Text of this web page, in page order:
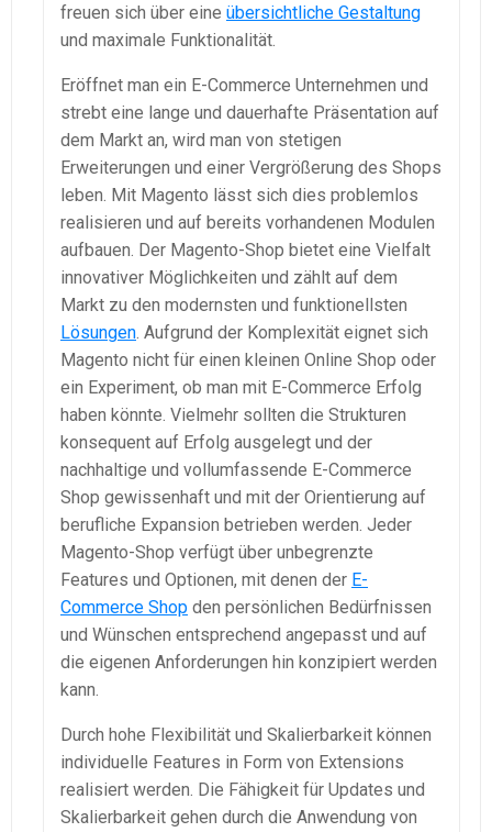
freuen sich über eine übersichtliche Gestaltung
und maximale Funktionalität.
Eröffnet man ein E-Commerce Unternehmen und
strebt eine lange und dauerhafte Präsentation auf
dem Markt an, wird man von stetigen
Erweiterungen und einer Vergrößerung des Shops
leben. Mit Magento lässt sich dies problemlos
realisieren und auf bereits vorhandenen Modulen
aufbauen. Der Magento-Shop bietet eine Vielfalt
innovativer Möglichkeiten und zählt auf dem
Markt zu den modernsten und funktionellsten
Lösungen. Aufgrund der Komplexität eignet sich
Magento nicht für einen kleinen Online Shop oder
ein Experiment, ob man mit E-Commerce Erfolg
haben könnte. Vielmehr sollten die Strukturen
konsequent auf Erfolg ausgelegt und der
nachhaltige und vollumfassende E-Commerce
Shop gewissenhaft und mit der Orientierung auf
berufliche Expansion betrieben werden. Jeder
Magento-Shop verfügt über unbegrenzte
Features und Optionen, mit denen der E-
Commerce Shop den persönlichen Bedürfnissen
und Wünschen entsprechend angepasst und auf
die eigenen Anforderungen hin konzipiert werden
kann.
Durch hohe Flexibilität und Skalierbarkeit können
individuelle Features in Form von Extensions
realisiert werden. Die Fähigkeit für Updates und
Skalierbarkeit gehen durch die Anwendung von